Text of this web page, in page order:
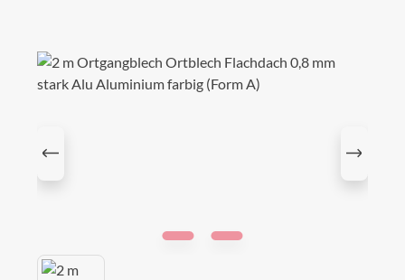
Bildergalerie überspringen